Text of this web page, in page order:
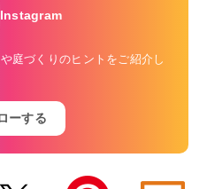
Instagram
庭づくりのヒントをご紹介し
ーする